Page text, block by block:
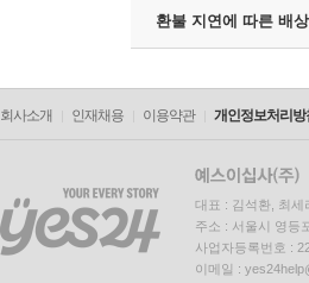
환불 지연에 따른 배상
회사소개 인재채용 이용약관 개인정보처리방
대표 : 김석환, 최세
주소 : 서울시 영등
사업자등록번호 :
이메일 :